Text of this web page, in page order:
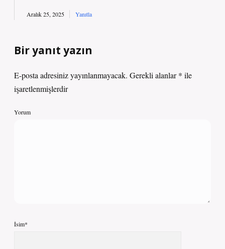
Aralık 25, 2025 Yanıtla
Bir yanıt yazın
E-posta adresiniz yayınlanmayacak. Gerekli alanlar* ile
işaretlenmişlerdir
Yorum
İsim*